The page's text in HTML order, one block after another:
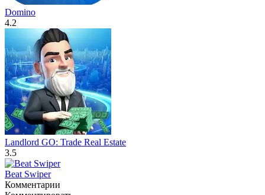
Domino
4.2
Landlord GO: Trade Real Estate
3.5
Beat Swiper
Комментарии